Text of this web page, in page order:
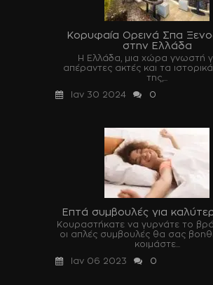
Κορυφαία Ορεινά Σπα
στην Ελλάδα
Η Ελλάδα, μια χώρα γνωστή
απέραντες ακτές και τα
της,...
Ιαν 30 2024
0
Επτά συμβουλές για
Κουραστήκατε να γυρνάτε το
οι απλές συμβουλές θα σας
κοιμάστε...
Ιαν 06 2023
0